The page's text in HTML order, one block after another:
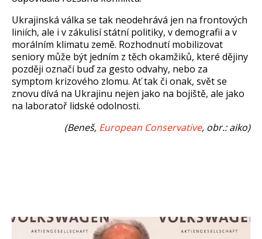
Ukrajinská válka se tak neodehrává jen na frontových
liniích, ale i v zákulisí státní politiky, v demografii a v
morálním klimatu země. Rozhodnutí mobilizovat
seniory může být jedním z těch okamžiků, které dějiny
později označí buď za gesto odvahy, nebo za
symptom krizového zlomu. Ať tak či onak, svět se
znovu dívá na Ukrajinu nejen jako na bojiště, ale jako
na laboratoř lidské odolnosti.
(Beneš, European Conservative, obr.: aiko)